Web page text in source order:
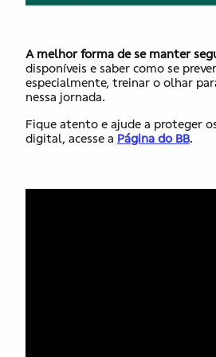
A melhor forma de se manter
disponíveis e saber como se
especialmente, treinar o olhar
nessa jornada.
Fique atento e ajude a proteger
digital, acesse a Página do BB.